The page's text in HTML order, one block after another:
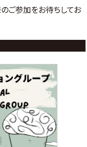
ご参加をお待ちしてお